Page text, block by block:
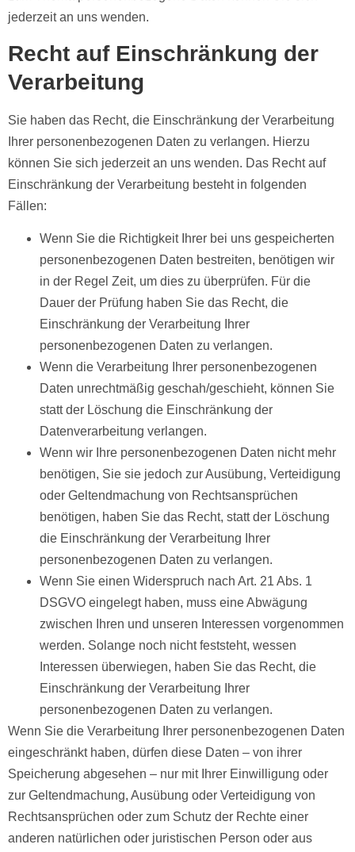
jederzeit an uns wenden.
Recht auf Einschränkung der
Verarbeitung
Sie haben das Recht, die Einschränkung der Verarbeitung
Ihrer personenbezogenen Daten zu verlangen. Hierzu
können Sie sich jederzeit an uns wenden. Das Recht auf
Einschränkung der Verarbeitung besteht in folgenden
Fällen:
Wenn Sie die Richtigkeit Ihrer bei uns gespeicherten
personenbezogenen Daten bestreiten, benötigen wir
in der Regel Zeit, um dies zu überprüfen. Für die
Dauer der Prüfung haben Sie das Recht, die
Einschränkung der Verarbeitung Ihrer
personenbezogenen Daten zu verlangen.
Wenn die Verarbeitung Ihrer personenbezogenen
Daten unrechtmäßig geschah/geschieht, können Sie
statt der Löschung die Einschränkung der
Datenverarbeitung verlangen.
Wenn wir Ihre personenbezogenen Daten nicht mehr
benötigen, Sie sie jedoch zur Ausübung, Verteidigung
oder Geltendmachung von Rechtsansprüchen
benötigen, haben Sie das Recht, statt der Löschung
die Einschränkung der Verarbeitung Ihrer
personenbezogenen Daten zu verlangen.
Wenn Sie einen Widerspruch nach Art. 21 Abs. 1
DSGVO eingelegt haben, muss eine Abwägung
zwischen Ihren und unseren Interessen vorgenommen
werden. Solange noch nicht feststeht, wessen
Interessen überwiegen, haben Sie das Recht, die
Einschränkung der Verarbeitung Ihrer
personenbezogenen Daten zu verlangen.
Wenn Sie die Verarbeitung Ihrer personenbezogenen Daten
eingeschränkt haben, dürfen diese Daten – von ihrer
Speicherung abgesehen – nur mit Ihrer Einwilligung oder
zur Geltendmachung, Ausübung oder Verteidigung von
Rechtsansprüchen oder zum Schutz der Rechte einer
anderen natürlichen oder juristischen Person oder aus